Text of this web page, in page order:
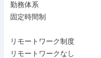
勤務体系
固定時間制
リモートワーク制度
リモートワークなし